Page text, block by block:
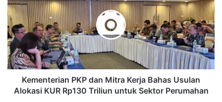
dan
Mitra
Kerja
Bahas
Usulan
Alokasi
KUR
Rp130
Triliun
Kementerian PKP dan Mitra Kerja Bahas Usulan
Alokasi KUR Rp130 Triliun untuk Sektor Perumahan